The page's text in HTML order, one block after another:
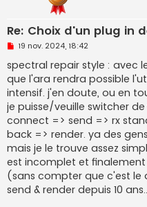
Re: Choix d'un plug in
M
s
s
a
g
e
n
o
n
l
u
19 nov. 2024, 18:42
spectral repair style : avec
que l'ara rendra possible
intensif. j'en doute, ou en
je puisse/veuille switcher
connect => send => rx
back => render. ya des
mais je le trouve assez
est incomplet et
(sans compter que c'est le
send & render depuis 10